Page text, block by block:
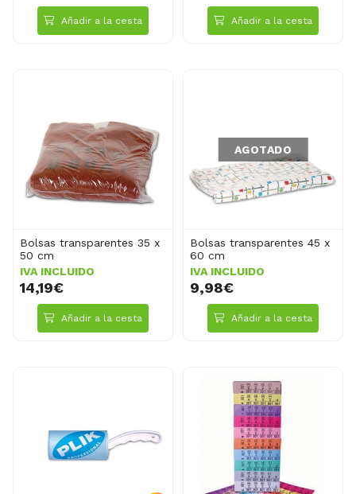
Añadir a la cesta Añadir a la cesta
Bolsas transparentes 35 x
50 cm
IVA INCLUIDO
14,19€
Añadir a la cesta
AGOTADO
Bolsas transparentes 45 x
60 cm
IVA INCLUIDO
9,98€
Añadir a la cesta